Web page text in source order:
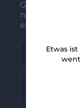
Gehören Sie
neuesten
erhalten
Etwas